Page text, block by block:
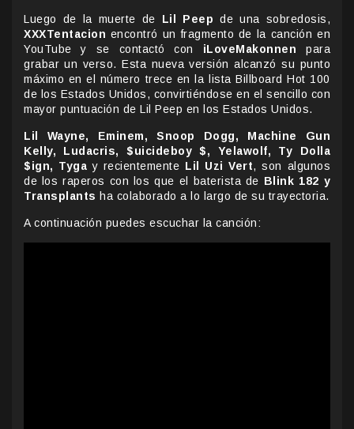
Luego de la muerte de Lil Peep de una sobredosis,
XXXTentacion encontró un fragmento de la canción en
YouTube y se contactó con iLoveMakonnen para
grabar un verso. Esta nueva versión alcanzó su punto
máximo en el número trece en la lista Billboard Hot 100
de los Estados Unidos, convirtiéndose en el sencillo con
mayor puntuación de Lil Peep en los Estados Unidos.
Lil Wayne, Eminem, Snoop Dogg, Machine Gun
Kelly, Ludacris, $uicideboy $, Yelawolf, Ty Dolla
$ign, Tygay recientemente Lil Uzi Vert, son algunos
de los raperos con los que el baterista de Blink 182 y
Transplants ha colaborado a lo largo de su trayectoria.
A continuación puedes escuchar la canción: